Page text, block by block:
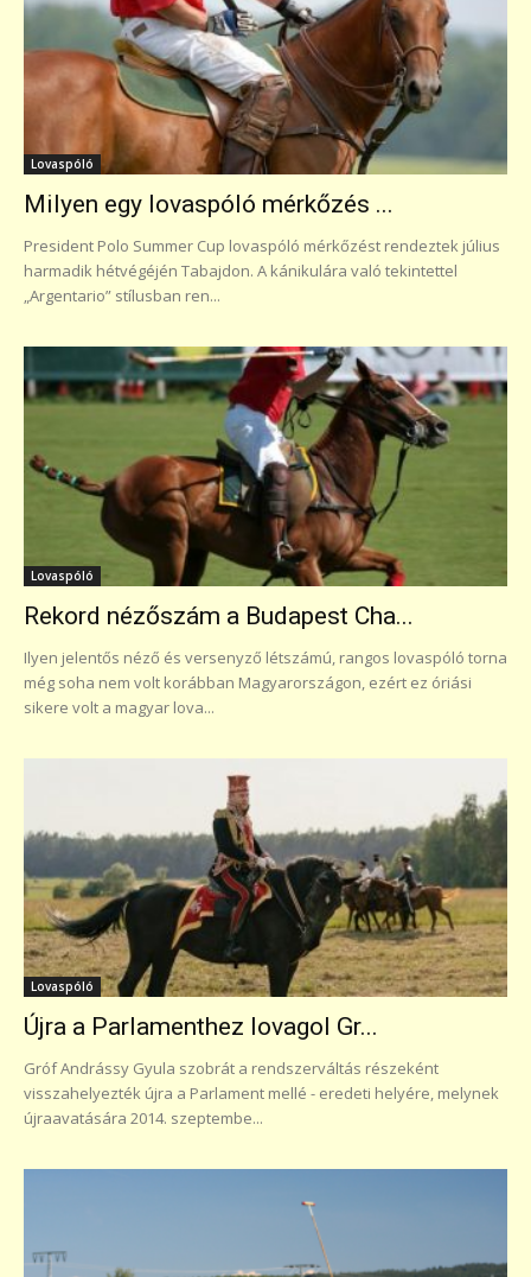
Lovaspóló
Milyen egy lovaspóló mérkőzés ...
President Polo Summer Cup lovaspóló mérkőzést rendeztek július
harmadik hétvégéjén Tabajdon. A kánikulára való tekintettel
„Argentario” stílusban ren...
Lovaspóló
Rekord nézőszám a Budapest Cha...
Ilyen jelentős néző és versenyző létszámú, rangos lovaspóló torna
még soha nem volt korábban Magyarországon, ezért ez óriási
sikere volt a magyar lova...
Lovaspóló
Újra a Parlamenthez lovagol Gr...
Gróf Andrássy Gyula szobrát a rendszerváltás részeként
visszahelyezték újra a Parlament mellé - eredeti helyére, melynek
újraavatására 2014. szeptembe...